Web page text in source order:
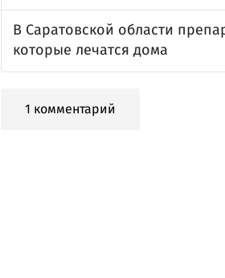
В Саратовской области
которые лечатся дома
1 комментарий